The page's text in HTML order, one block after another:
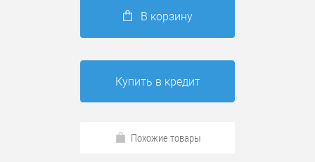
В корзину
Купить в кредит
Похожие товары